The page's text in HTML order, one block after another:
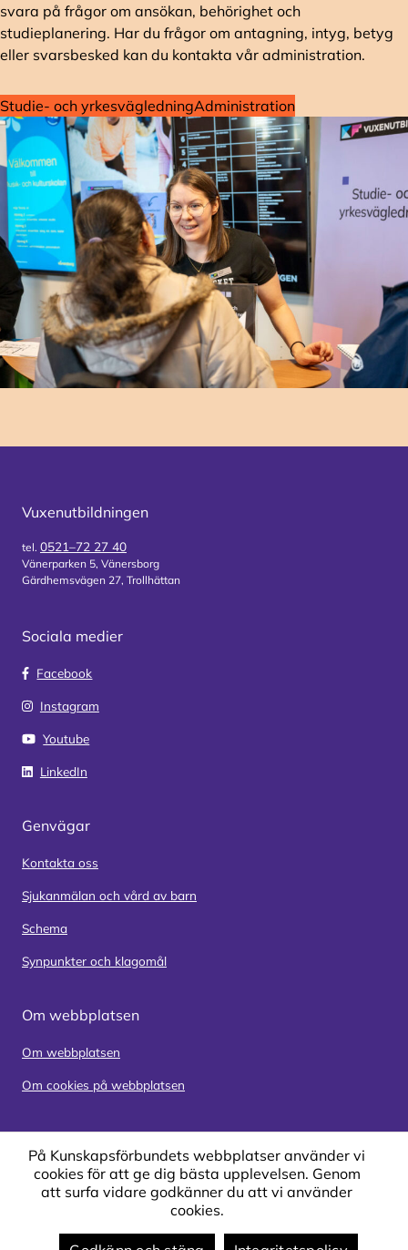
svara på frågor om ansökan, behörighet och
studieplanering. Har du frågor om antagning, intyg, betyg
eller svarsbesked kan du kontakta vår administration.
Studie- och yrkesvägledningAdministration
Vuxenutbildningen
tel. 0521–72 27 40
Vänerparken 5, Vänersborg
Gärdhemsvägen 27, Trollhättan
Sociala medier
Facebook
Instagram
Youtube
LinkedIn
Genvägar
Kontakta oss
Sjukanmälan och vård av barn
Schema
Synpunkter och klagomål
Om webbplatsen
Om webbplatsen
Om cookies på webbplatsen
På Kunskapsförbundets webbplatser använder vi
cookies för att ge dig bästa upplevelsen. Genom
att surfa vidare godkänner du att vi använder
cookies.